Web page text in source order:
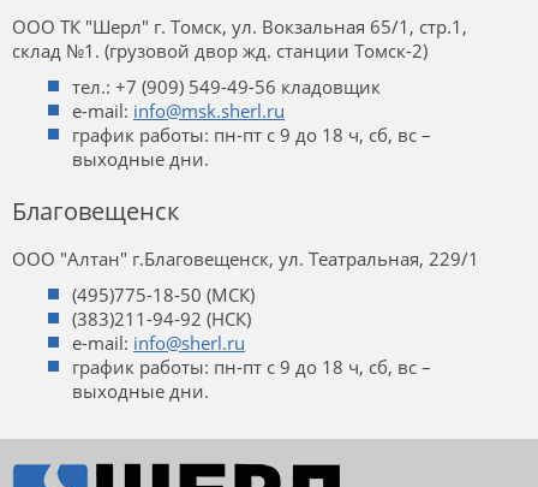
ООО ТК "Шерл" г. Томск, ул. Вокзальная 65/1, стр.1,
склад №1. (грузовой двор жд. станции Томск-2)
тел.: +7 (909) 549-49-56 кладовщик
e-mail: info@msk.sherl.ru
график работы: пн-пт с 9 до 18 ч, сб, вс –
выходные дни.
Благовещенск
ООО "Алтан" г.Благовещенск, ул. Театральная, 229/1
(495)775-18-50 (МСК)
(383)211-94-92 (НСК)
e-mail: info@sherl.ru
график работы: пн-пт с 9 до 18 ч, сб, вс –
выходные дни.